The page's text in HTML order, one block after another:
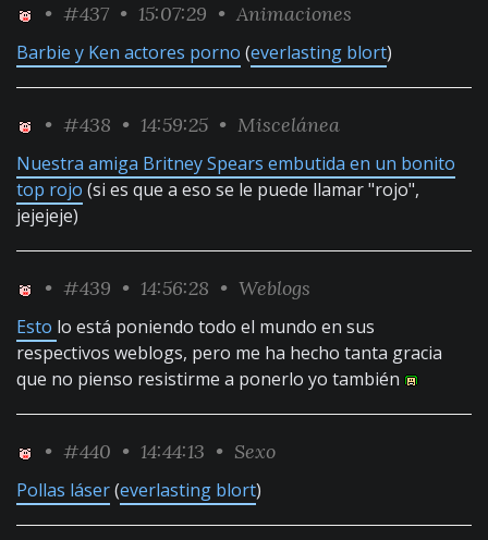
• #437 • 15:07:29 • Animaciones
Barbie y Ken actores porno (everlasting blort)
• #438 • 14:59:25 • Miscelánea
Nuestra amiga Britney Spears embutida en un bonito
top rojo (si es que a eso se le puede llamar "rojo",
jejejeje)
• #439 • 14:56:28 • Weblogs
Esto lo está poniendo todo el mundo en sus
respectivos weblogs, pero me ha hecho tanta gracia
que no pienso resistirme a ponerlo yo también
• #440 • 14:44:13 • Sexo
Pollas láser(everlasting blort)